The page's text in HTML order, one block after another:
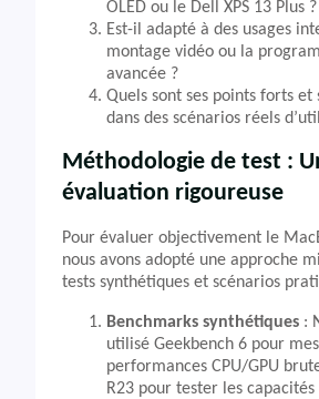
OLED ou le Dell XPS 13 Plus ?
Est-il adapté à des usages
montage vidéo ou la
avancée ?
Quels sont ses points forts et
dans des scénarios réels
Méthodologie de test :
évaluation rigoureuse
Pour évaluer objectivement le
nous avons adopté une approche
tests synthétiques et scénarios
Benchmarks synthétiques :
utilisé Geekbench 6 pour
performances CPU/GPU
R23 pour tester les